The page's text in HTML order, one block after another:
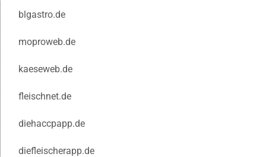
blgastro.de
moproweb.de
kaeseweb.de
fleischnet.de
diehaccpapp.de
diefleischerapp.de